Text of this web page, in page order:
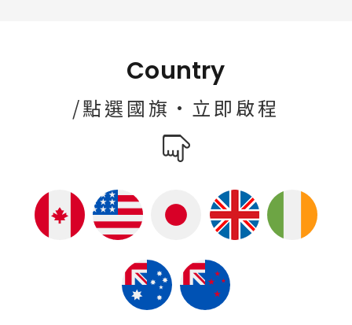
Country
/點選國旗·立即啟程